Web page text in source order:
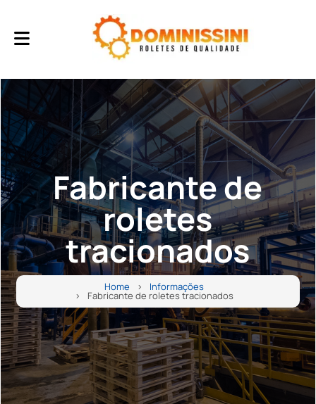
Fabricante de
roletes
tracionados
Home Informações
Fabricante de roletes tracionados